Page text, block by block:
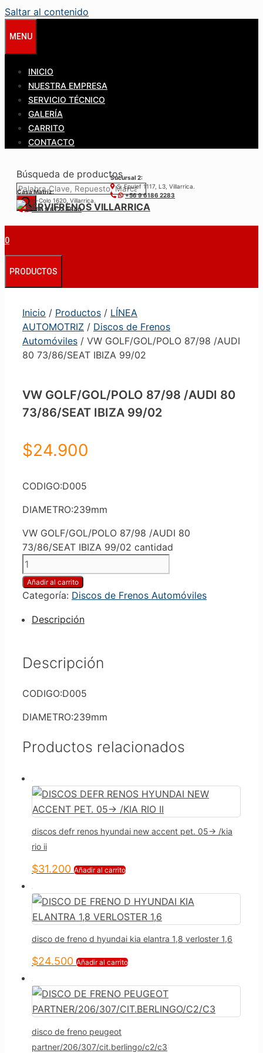
Saltar al contenido
MENU
INICIO
NUESTRA EMPRESA
SERVICIO TÉCNICO
GALERÍA
CARRITO
CONTACTO
Búsqueda de productos
Casa Matríz:
Colo-Colo 1620, Villarrica.
+56 9 6122 3840
Sucursal 2:
S. Epulef 1117, L3, Villarrica.
+56 9 6186 2283
0
PRODUCTOS
Inicio / Productos / LÍNEA
AUTOMOTRIZ / Discos de Frenos
Automóviles / VW GOLF/GOL/POLO 87/98 /AUDI
80 73/86/SEAT IBIZA 99/02
VW GOLF/GOL/POLO 87/98 /AUDI 80
73/86/SEAT IBIZA 99/02
$24.900
CODIGO:D005
DIAMETRO:239mm
VW GOLF/GOL/POLO 87/98 /AUDI 80
73/86/SEAT IBIZA 99/02 cantidad
Añadir al carrito
Categoría: Discos de Frenos Automóviles
Descripción
Descripción
CODIGO:D005
DIAMETRO:239mm
Productos relacionados
discos defr renos hyundai new accent pet. 05-> /kia
rio ii
$31.200 Añadir al carrito
disco de freno d hyundai kia elantra 1,8 verloster 1,6
$24.500 Añadir al carrito
disco de freno peugeot
partner/206/307/cit.berlingo/c2/c3